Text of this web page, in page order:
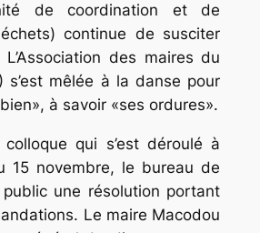
de coordination et de
continue de susciter
des maires du
s’est mêlée à la danse pour
à savoir «ses ordures».
qui s’est déroulé à
15 novembre, le bureau de
public une résolution portant
Le maire Macodou